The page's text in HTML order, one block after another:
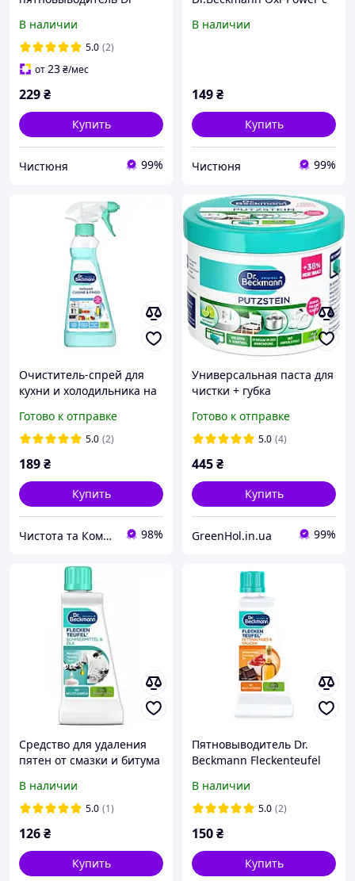
кислородный
универсальный 500 мл
В наличии
5.0 (2)
от23₴/мес
229₴
Купить
Чистюня 99%
В наличии
149₴
Купить
Чистюня 99%
Очиститель-спрей для
кухни и холодильника на
Nettoyant Cuisine & Frigo
Готово к отправке
5.0 (2)
189₴
Купить
Чистота та Комфорт 98%
Универсальная паста для
чистки + губка
550 г
Готово к отправке
5.0 (4)
445₴
Купить
GreenHol.in.ua 99%
Средство для удаления
пятен от смазки и битума
В наличии
5.0 (1)
126₴
Купить
Пятновыводитель Dr.
Beckmann Fleckenteufel
масла, шоколада, соусов
и многого другого 50 мл
В наличии
5.0 (2)
150₴
Купить